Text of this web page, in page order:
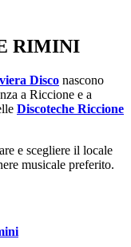
RIMINI
Disco nascono
a Riccione e a
Discoteche Riccione
e scegliere il locale
musicale preferito.